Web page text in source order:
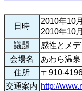
日時
2010年10
2010年10
議題
感性とメ
会場名
あわら温
住所
〒910-
交通案内 http://